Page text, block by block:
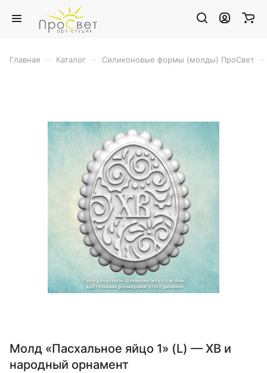
Главная Каталог Силиконовые формы (молды) ПроСвет
Молд «Пасхальное яйцо 1» (L) — ХВ и
народный орнамент